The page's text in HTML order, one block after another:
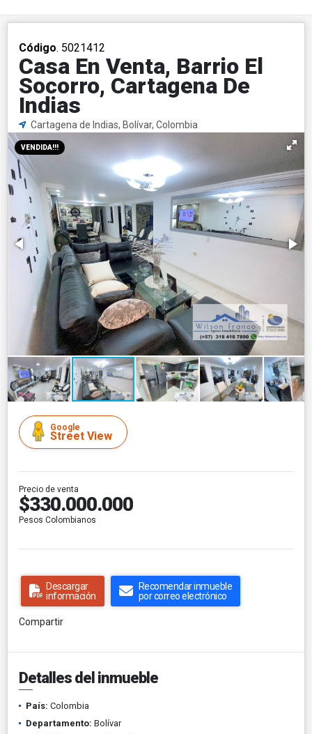
Código. 5021412
Casa En Venta, Barrio El
Socorro, Cartagena De
Indias
Cartagena de Indias, Bolívar, Colombia
VENDIDA!!!
Google
Street View
Precio de venta
$330.000.000
Pesos Colombianos
Descargar
información
Recomendar inmueble
por correo electrónico
Compartir
Detalles del inmueble
País: Colombia
Departamento: Bolívar